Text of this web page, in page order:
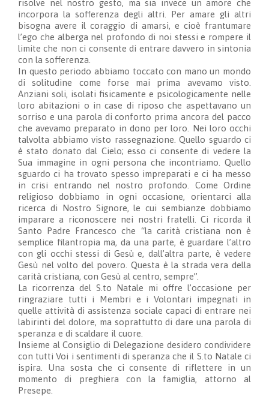
risolve nel nostro gesto, ma sia invece un amore che
incorpora la sofferenza degli altri. Per amare gli altri
bisogna avere il coraggio di amarsi, e cioè frantumare
l’ego che alberga nel profondo di noi stessi e rompere il
limite che non ci consente di entrare davvero in sintonia
con la sofferenza.
In questo periodo abbiamo toccato con mano un mondo
di solitudine come forse mai prima avevamo visto.
Anziani soli, isolati fisicamente e psicologicamente nelle
loro abitazioni o in case di riposo che aspettavano un
sorriso e una parola di conforto prima ancora del pacco
che avevamo preparato in dono per loro. Nei loro occhi
talvolta abbiamo visto rassegnazione. Quello sguardo ci
è stato donato dal Cielo; esso ci consente di vedere la
Sua immagine in ogni persona che incontriamo. Quello
sguardo ci ha trovato spesso impreparati e ci ha messo
in crisi entrando nel nostro profondo. Come Ordine
religioso dobbiamo in ogni occasione, orientarci alla
ricerca di Nostro Signore, le cui sembianze dobbiamo
imparare a riconoscere nei nostri fratelli. Ci ricorda il
Santo Padre Francesco che “la carità cristiana non è
semplice filantropia ma, da una parte, è guardare l’altro
con gli occhi stessi di Gesù e, dall’altra parte, è vedere
Gesù nel volto del povero. Questa è la strada vera della
carità cristiana, con Gesù al centro, sempre”.
La ricorrenza del S.to Natale mi offre l’occasione per
ringraziare tutti i Membri e i Volontari impegnati in
quelle attività di assistenza sociale capaci di entrare nei
labirinti del dolore, ma soprattutto di dare una parola di
speranza e di scaldare il cuore.
Insieme al Consiglio di Delegazione desidero condividere
con tutti Voi i sentimenti di speranza che il S.to Natale ci
ispira. Una sosta che ci consente di riflettere in un
momento di preghiera con la famiglia, attorno al
Presepe.